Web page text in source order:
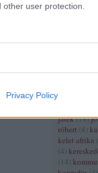
user protection.
Privacy Policy
hugenotta
(6)iii
iparosodás(
játék(18)
róbert (4)
kelet afrika (
(4)
( 14)